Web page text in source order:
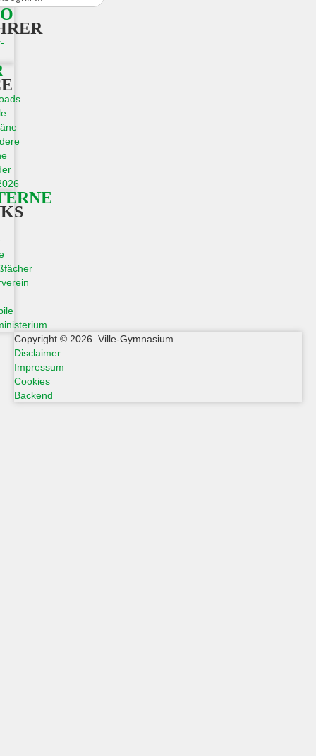
Copyright © 2026. Ville-Gymnasium.
Disclaimer
Impressum
Cookies
Backend